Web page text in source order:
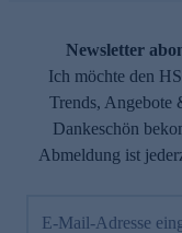
Newsletter
Ich möchte den
Trends, Angebote
Dankeschön
Abmeldung ist
E-Mail-Adresse